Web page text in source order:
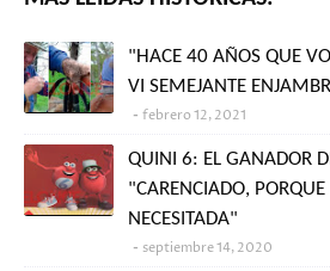
"HACE 40 AÑOS QUE
VI SEMEJANTE
febrero 12, 2021
QUINI 6: EL GANADOR
"CARENCIADO,
NECESITADA"
septiembre 14, 2020